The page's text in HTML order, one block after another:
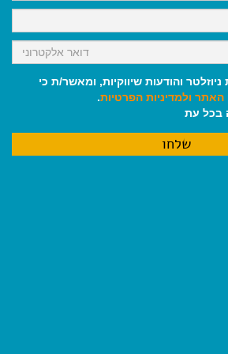
והודעות שיווקיות, ומאשר/ת כי
האתר ולמדיניות הפרטיות.
בכל עת